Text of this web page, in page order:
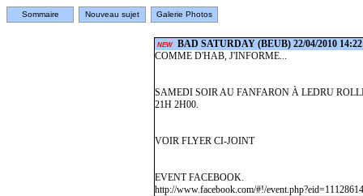
Sommaire Nouveau sujet Galerie Photos
NEW BAD SATURDAY (BEUB) 22/04/2010 14:22
COMME D'HAB, J'INFORME...
SAMEDI SOIR AU FANFARON À LEDRU
21H 2H00.
VOIR FLYER CI-JOINT
EVENT FACEBOOK.
http://www.facebook.com/#!/